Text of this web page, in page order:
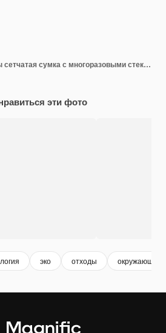
Хлобочные пакеты сетчатая сумка с многоразовыми стеклянными банкиками бамбук и деревянные приборы для еды на коричневом фоне концепция нулевых отходов экологически чистый плоский слой
эти фото
эко отходы окружающая